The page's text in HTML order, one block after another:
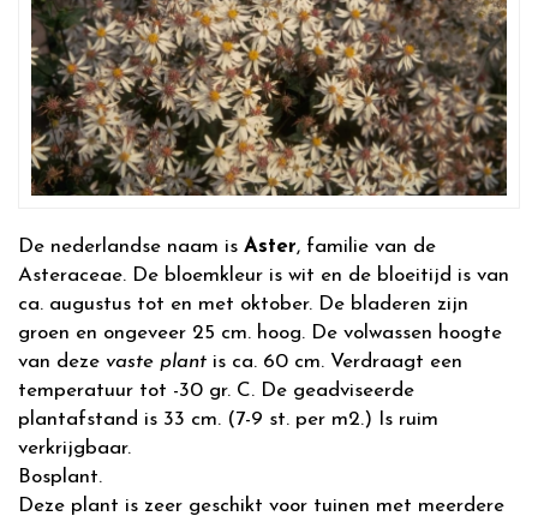
De nederlandse naam is Aster, familie van de
Asteraceae. De bloemkleur is wit en de bloeitijd is van
ca. augustus tot en met oktober. De bladeren zijn
groen en ongeveer 25 cm. hoog. De volwassen hoogte
van deze vaste plant is ca. 60 cm. Verdraagt een
temperatuur tot -30 gr. C. De geadviseerde
plantafstand is 33 cm. (7-9 st. per m2.) Is ruim
verkrijgbaar.
Bosplant.
Deze plant is zeer geschikt voor tuinen met meerdere